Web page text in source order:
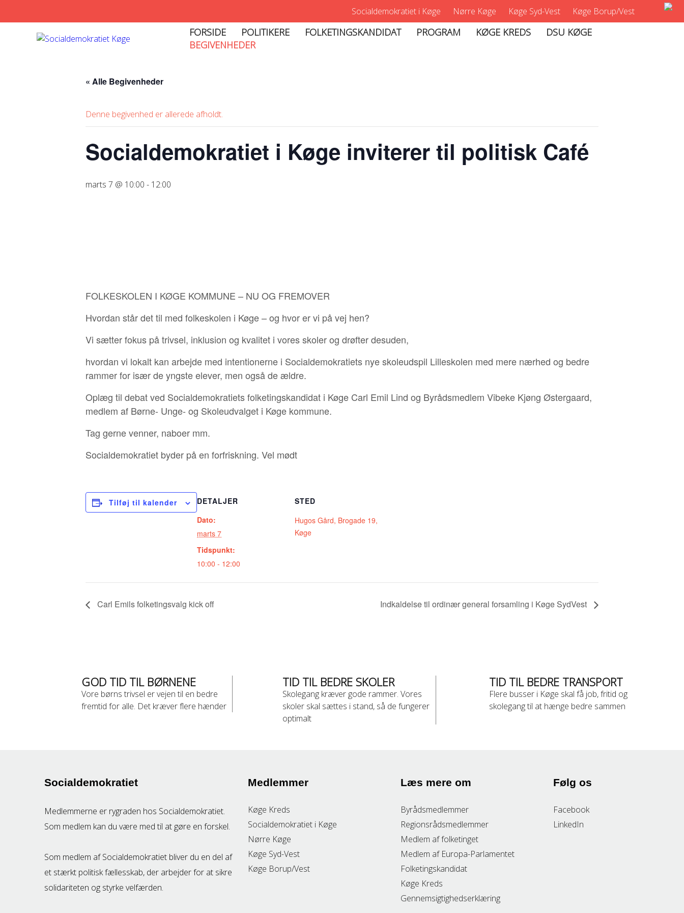
Socialdemokratiet i Køge Nørre Køge Køge Syd-Vest Køge Borup/Vest
FORSIDE POLITIKERE FOLKETINGSKANDIDAT PROGRAM KØGE KREDS
DSU KØGE
BEGIVENHEDER
« Alle Begivenheder
Denne begivenhed er allerede afholdt.
Socialdemokratiet i Køge inviterer til politisk Café
marts 7 @ 10:00 - 12:00
FOLKESKOLEN I KØGE KOMMUNE – NU OG FREMOVER
Hvordan står det til med folkeskolen i Køge – og hvor er vi på vej hen?
Vi sætter fokus på trivsel, inklusion og kvalitet i vores skoler og drøfter desuden,
hvordan vi lokalt kan arbejde med intentionerne i Socialdemokratiets nye skoleudspil Lilleskolen med mere nærhed og bedre
rammer for især de yngste elever, men også de ældre.
Oplæg til debat ved Socialdemokratiets folketingskandidat i Køge Carl Emil Lind og Byrådsmedlem Vibeke Kjøng Østergaard,
medlem af Børne- Unge- og Skoleudvalget i Køge kommune.
Tag gerne venner, naboer mm.
Socialdemokratiet byder på en forfriskning. Vel mødt
Tilføj til kalender
DETALJER
Dato:
marts 7
Tidspunkt:
10:00 - 12:00
STED
Hugos Gård, Brogade 19,
Køge
Carl Emils folketingsvalg kick off Indkaldelse til ordinær general forsamling i Køge SydVest
GOD TID TIL BØRNENE
Vore børns trivsel er vejen til en bedre
fremtid for alle. Det kræver flere hænder
TID TIL BEDRE SKOLER
Skolegang kræver gode rammer. Vores
skoler skal sættes i stand, så de fungerer
optimalt
TID TIL BEDRE TRANSPORT
Flere busser i Køge skal få job, fritid og
skolegang til at hænge bedre sammen
Socialdemokratiet
Medlemmerne er rygraden hos Socialdemokratiet.
Som medlem kan du være med til at gøre en forskel.
Som medlem af Socialdemokratiet bliver du en del af
et stærkt politisk fællesskab, der arbejder for at sikre
solidariteten og styrke velfærden.
Medlemmer
Køge Kreds
Socialdemokratiet i Køge
Nørre Køge
Køge Syd-Vest
Køge Borup/Vest
Læs mere om
Byrådsmedlemmer
Regionsrådsmedlemmer
Medlem af folketinget
Medlem af Europa-Parlamentet
Folketingskandidat
Køge Kreds
Gennemsigtighedserklæring
Følg os
Facebook
LinkedIn